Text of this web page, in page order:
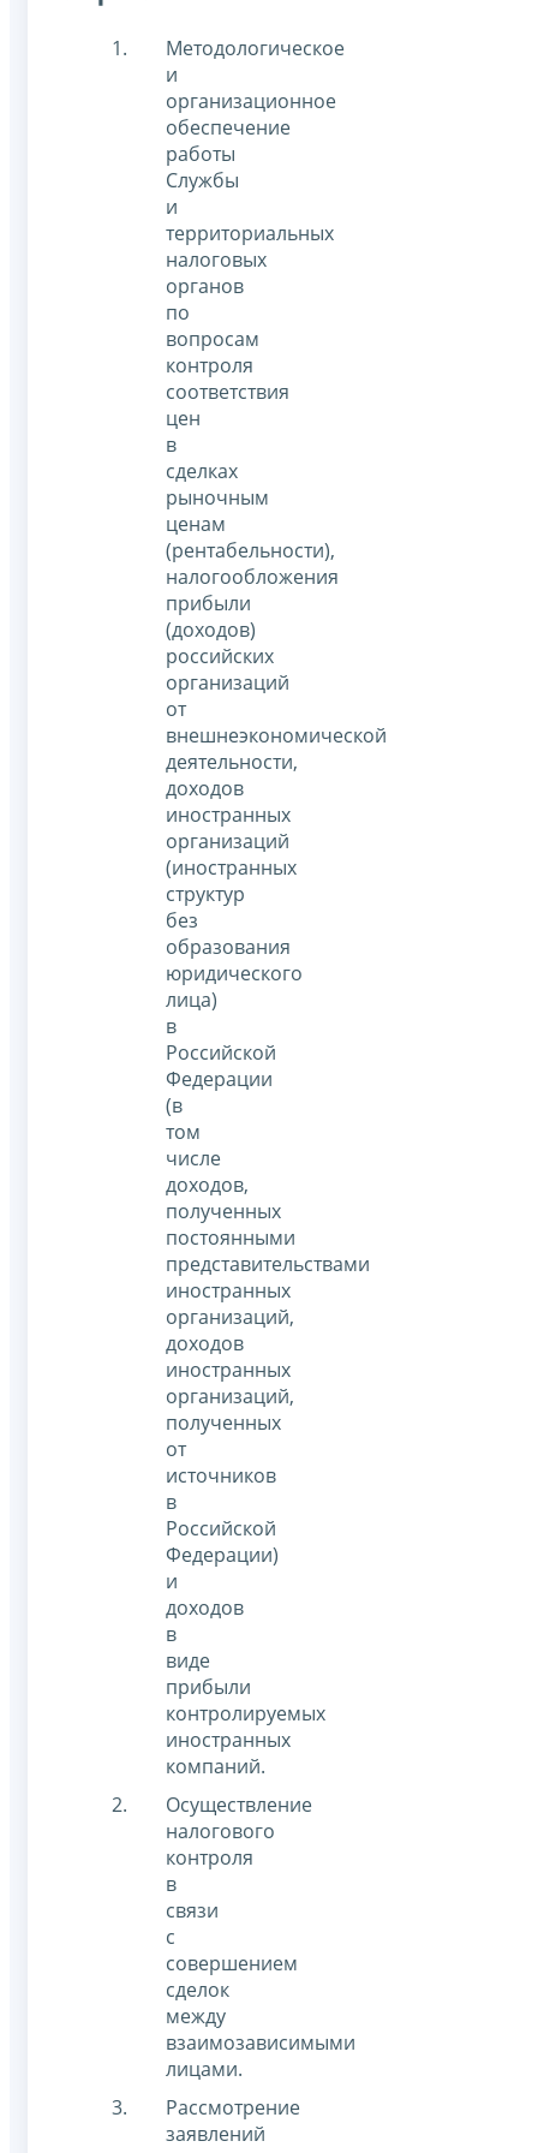
Методологическое
и
организационное
обеспечение
работы
Службы
и
территориальных
налоговых
органов
по
вопросам
контроля
соответствия
цен
в
сделках
рыночным
ценам
(рентабельности),
налогообложения
прибыли
(доходов)
российских
организаций
от
внешнеэкономической
деятельности,
доходов
иностранных
организаций
(иностранных
структур
без
образования
юридического
лица)
в
Российской
Федерации
(в
том
числе
доходов,
полученных
постоянными
представительствами
иностранных
организаций,
доходов
иностранных
организаций,
полученных
от
источников
в
Российской
Федерации)
и
доходов
в
виде
прибыли
контролируемых
иностранных
компаний.
Осуществление
налогового
контроля
в
связи
с
совершением
сделок
между
взаимозависимыми
лицами.
Рассмотрение
заявлений